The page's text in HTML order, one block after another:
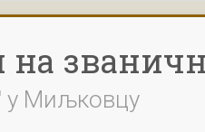
Миљковцу